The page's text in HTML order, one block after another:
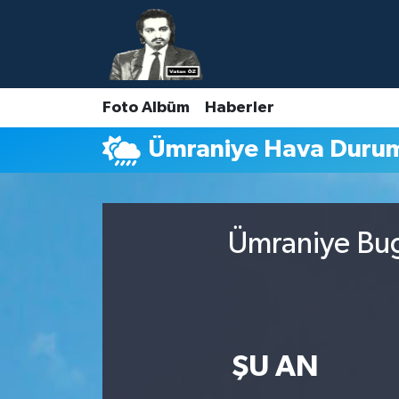
Foto Albüm Haberler
Ümraniye Hava
Ümraniye
ŞU AN
Nöbetçi Eczaneler
Hava Durumu
Namaz Vakitleri
Trafik Durumu
Süper Lig Puan Durumu ve Fikstür